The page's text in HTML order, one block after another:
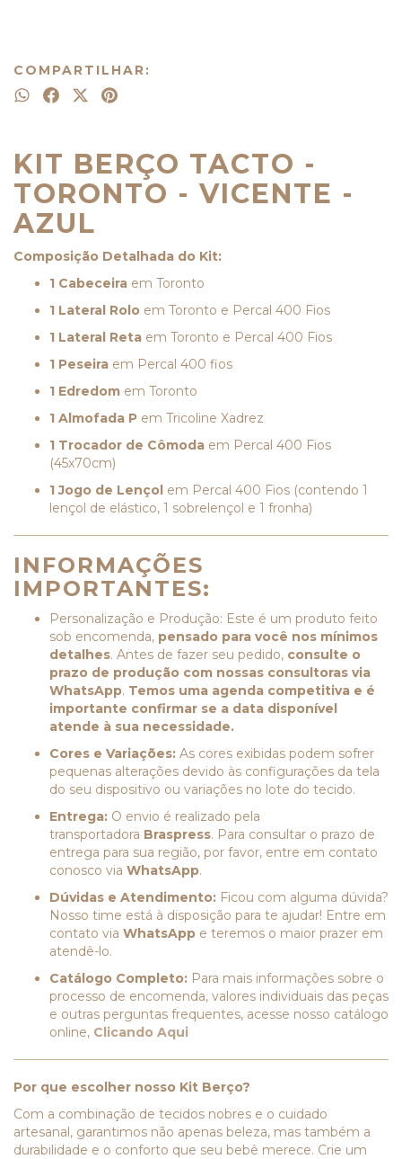
COMPARTILHAR:
KIT BERÇO TACTO -
TORONTO - VICENTE -
AZUL
Composição Detalhada do Kit:
1 Cabeceira em Toronto
1 Lateral Rolo em Toronto e Percal 400 Fios
1 Lateral Reta em Toronto e Percal 400 Fios
1 Peseira em Percal 400 fios
1 Edredom em Toronto
1 Almofada P em Tricoline Xadrez
1 Trocador de Cômoda em Percal 400 Fios
(45x70cm)
1 Jogo de Lençol em Percal 400 Fios (contendo 1
lençol de elástico, 1 sobrelençol e 1 fronha)
INFORMAÇÕES
IMPORTANTES:
Personalização e Produção: Este é um produto feito
sob encomenda, pensado para você nos mínimos
detalhes. Antes de fazer seu pedido, consulte o
prazo de produção com nossas consultoras via
WhatsApp. Temos uma agenda competitiva e é
importante confirmar se a data disponível
atende à sua necessidade.
Cores e Variações: As cores exibidas podem sofrer
pequenas alterações devido às configurações da tela
do seu dispositivo ou variações no lote do tecido.
Entrega: O envio é realizado pela
transportadora Braspress. Para consultar o prazo de
entrega para sua região, por favor, entre em contato
conosco via WhatsApp.
Dúvidas e Atendimento: Ficou com alguma dúvida?
Nosso time está à disposição para te ajudar! Entre em
contato via WhatsApp e teremos o maior prazer em
atendê-lo.
Catálogo Completo: Para mais informações sobre o
processo de encomenda, valores individuais das peças
e outras perguntas frequentes, acesse nosso catálogo
online, Clicando Aqui
Por que escolher nosso Kit Berço?
Com a combinação de tecidos nobres e o cuidado
artesanal, garantimos não apenas beleza, mas também a
durabilidade e o conforto que seu bebê merece. Crie um